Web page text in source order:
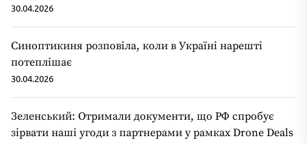
30.04.2026
Синоптикиня розповіла, коли в Україні нарешті
потеплішає
30.04.2026
Зеленський: Отримали документи, що РФ спробує
зірвати наші угоди з партнерами у рамках Drone Deals